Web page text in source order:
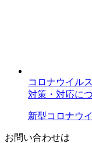
コロナウイル
対策・対応に
新型コロナウ
お問い合わせは